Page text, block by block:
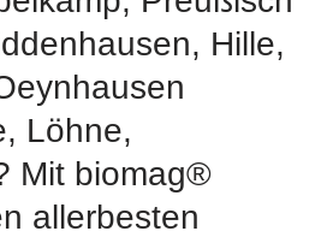
Hille,
Löhne,
Mit biomag®
allerbesten